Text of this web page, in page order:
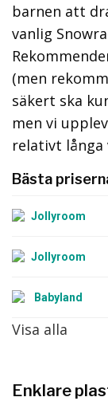
barnen att
vanlig
(men
säkert ska
men vi
relativt långa
Bästa
Visa alla
Enklare